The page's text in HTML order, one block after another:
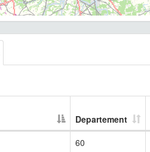
Departement
60